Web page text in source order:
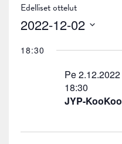
Edelliset ottelut
2022-12-02
päivä.
18:30
JYP-KooKoo
Pe 2.12.2022
18:30